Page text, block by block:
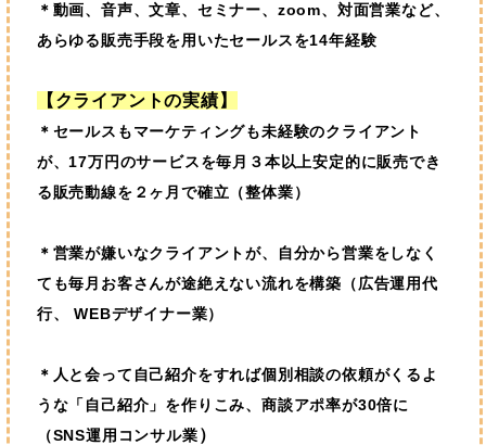
＊動画、音声、文章、セミナー、zoom、対面営業など、
あらゆる販売手段を用いたセールスを14年経験
【クライアントの実績】
＊ セールスもマーケティングも未経験のクライアント
が、17万円のサービスを毎月３本以上安定的に販売でき
る販売動線を２ヶ月で確立（整体業）
＊ 営業が嫌いなクライアントが、自分から営業をしなく
ても毎月お客さんが途絶えない流れを構築（広告運用代
行、 WEBデザイナー業）
＊ 人と会って自己紹介をすれば個別相談の依頼がくるよ
うな「自己紹介」を作りこみ、商談アポ率が30倍に
（SNS運用コンサル業）